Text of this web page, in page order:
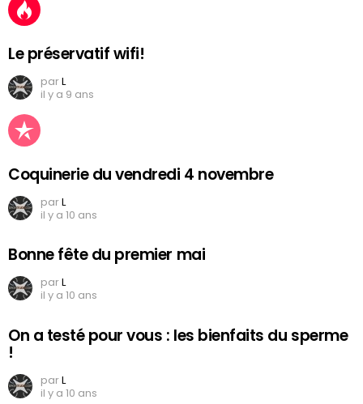
Le préservatif wifi!
parL
il y a 9 ans
Coquinerie du vendredi 4 novembre
parL
il y a 10 ans
Bonne fête du premier mai
parL
il y a 10 ans
On a testé pour vous : les bienfaits du sperme
!
parL
il y a 10 ans